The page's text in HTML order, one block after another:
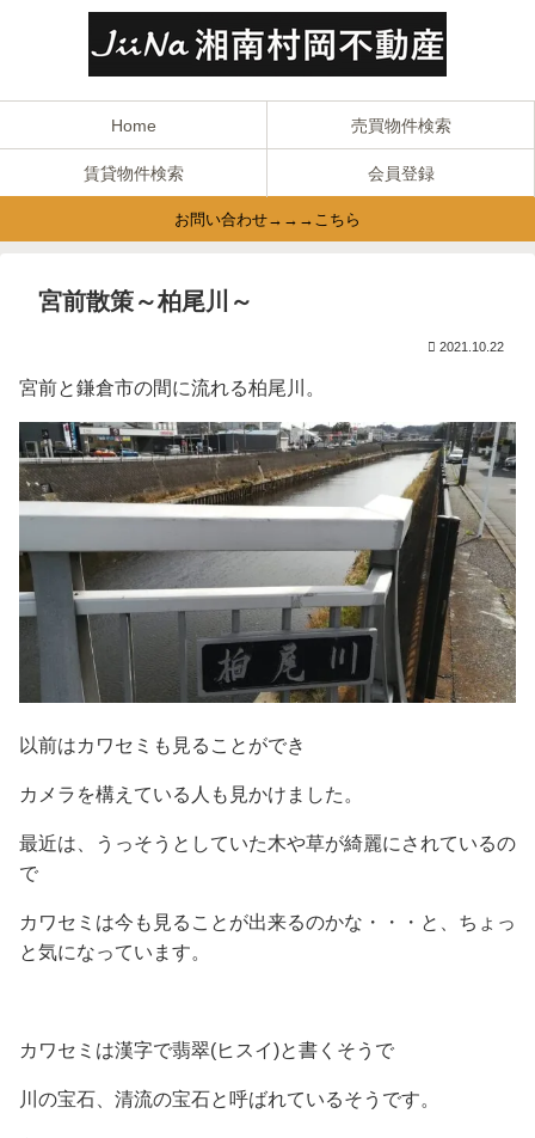
Home 売買物件検索
賃貸物件検索 会員登録
お問い合わせ→→→こちら
宮前散策～柏尾川～
2021.10.22
宮前と鎌倉市の間に流れる柏尾川。
以前はカワセミも見ることができ
カメラを構えている人も見かけました。
最近は、うっそうとしていた木や草が綺麗にされているの
で
カワセミは今も見ることが出来るのかな・・・と、ちょっ
と気になっています。
カワセミは漢字で翡翠(ヒスイ)と書くそうで
川の宝石、清流の宝石と呼ばれているそうです。